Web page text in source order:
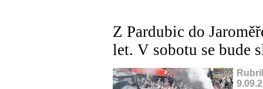
Z Pardubic do
let. V sobotu se bude